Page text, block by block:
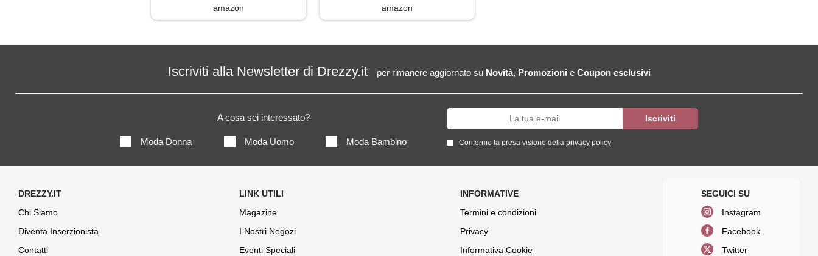
amazon amazon
Iscriviti alla Newsletter di Drezzy.it per rimanere aggiornato su Novità, Promozioni e Coupon esclusivi
A cosa sei interessato?
Moda Donna Moda Uomo Moda Bambino Confermo la presa visione della privacy policy
Chi Siamo
Diventa Inserzionista
Contatti
Magazine
I Nostri Negozi
Eventi Speciali
Termini e condizioni
Privacy
Informativa Cookie
Instagram
Facebook
Twitter